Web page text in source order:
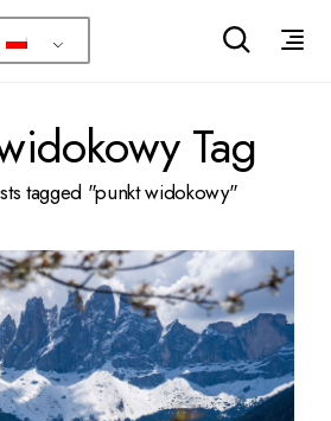
Tag
tagged "punkt widokowy"